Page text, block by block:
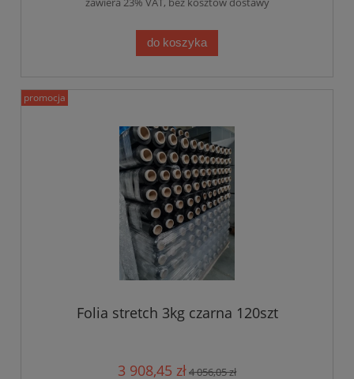
do koszyka
Folia stretch 3kg czarna 120szt
3 908,45 zł4 056,05 zł
promocja